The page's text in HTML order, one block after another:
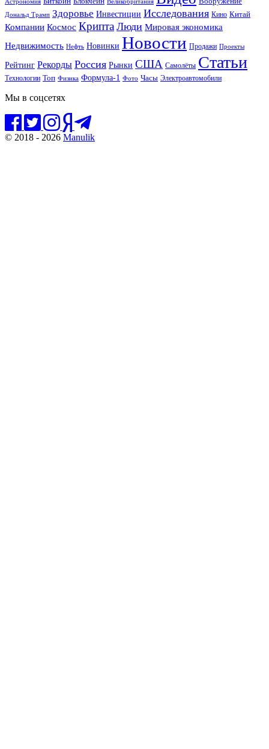
Дональд Трамп Здоровье Инвестиции Исследования Кино Китай
Компании Космос Крипта Люди Мировая экономика
Недвижимость Нефть Новинки Новости Продажи Проекты
Рейтинг Рекорды Россия Рынки США Самолёты Статьи
Технологии Топ Физика Формула-1 Фото Часы Электроавтомобили
Мы в соцсетях
© 2018 - 2026 Manulik